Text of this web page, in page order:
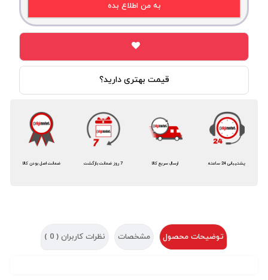
به من اطلاع بده
قیمت بهتری دارید؟
ضمانت اصل بودن کالا 7 روز ضمانت بازگشت ارسال سریع کالا پشتیبانی 24 ساعته
توضیحات محصول مشخصات نظرات کاربران ( 0
)